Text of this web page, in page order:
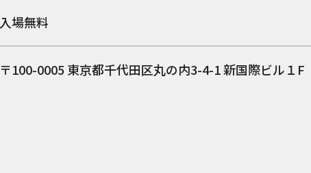
入場無料
100-0005 東京都千代田区丸の内3-4-1 新国際ビル１F